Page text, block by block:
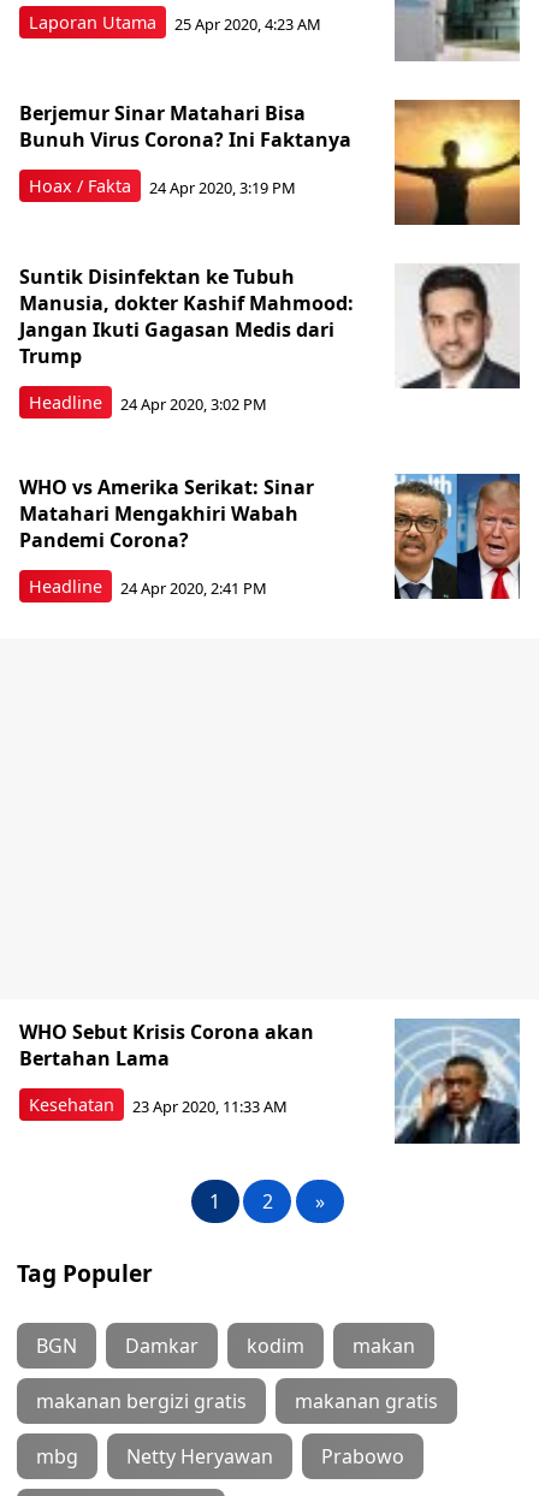
Laporan Utama 25 Apr 2020, 4:23 AM
Hoax / Fakta
Berjemur Sinar Matahari Bisa
Bunuh Virus Corona? Ini Faktanya
24 Apr 2020, 3:19 PM
Headline
Suntik Disinfektan ke Tubuh
Manusia, dokter Kashif Mahmood:
Jangan Ikuti Gagasan Medis dari
Trump
24 Apr 2020, 3:02 PM
Headline
WHO vs Amerika Serikat: Sinar
Matahari Mengakhiri Wabah
Pandemi Corona?
24 Apr 2020, 2:41 PM
Kesehatan
WHO Sebut Krisis Corona akan
Bertahan Lama
23 Apr 2020, 11:33 AM
1 2 »
Tag Populer
BGN Damkar kodim makan
makanan bergizi gratis makanan gratis
mbg Netty Heryawan Prabowo